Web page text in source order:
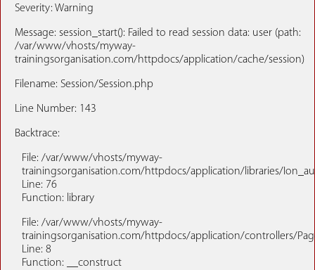
Severity: Warning
Message: session_start(): Failed to read session data: user (path:
/var/www/vhosts/myway-
trainingsorganisation.com/httpdocs/application/cache/session)
Filename: Session/Session.php
Line Number: 143
Backtrace:
File: /var/www/vhosts/myway-
trainingsorganisation.com/httpdocs/application/libraries/
Line: 76
Function: library
File: /var/www/vhosts/myway-
trainingsorganisation.com/httpdocs/application/controllers/
Line: 8
Function: __construct